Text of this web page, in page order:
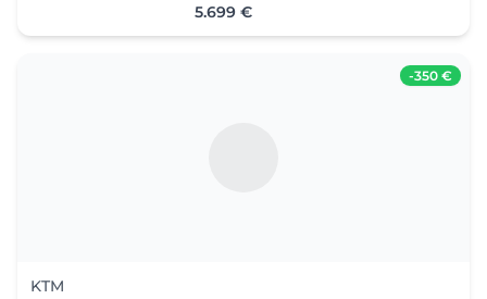
5.699 €
-350 €
KTM